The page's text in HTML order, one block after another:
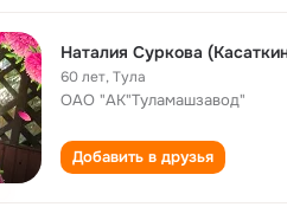
Наталия Суркова
60 лет,Тула
ОАО "АК"Туламашзавод"
Добавить в друзья